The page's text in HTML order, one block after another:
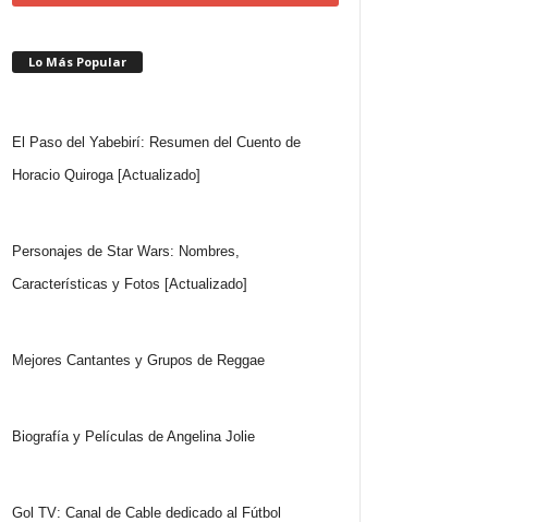
Lo Más Popular
El Paso del Yabebirí: Resumen del Cuento de
Horacio Quiroga [Actualizado]
Personajes de Star Wars: Nombres,
Características y Fotos [Actualizado]
Mejores Cantantes y Grupos de Reggae
Biografía y Películas de Angelina Jolie
Gol TV: Canal de Cable dedicado al Fútbol